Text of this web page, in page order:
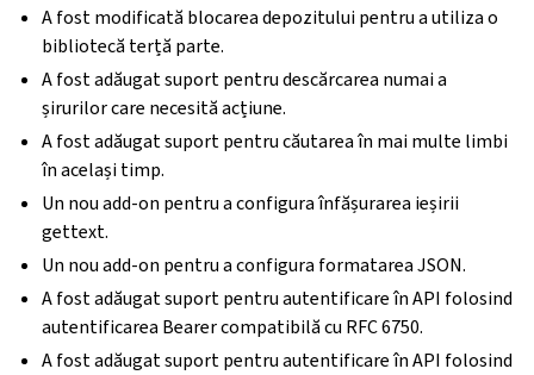
A fost modificată blocarea depozitului pentru a utiliza o
bibliotecă terță parte.
A fost adăugat suport pentru descărcarea numai a
șirurilor care necesită acțiune.
A fost adăugat suport pentru căutarea în mai multe limbi
în același timp.
Un nou add-on pentru a configura înfășurarea ieșirii
gettext.
Un nou add-on pentru a configura formatarea JSON.
A fost adăugat suport pentru autentificare în API folosind
autentificarea Bearer compatibilă cu RFC 6750.
A fost adăugat suport pentru autentificare în API folosind